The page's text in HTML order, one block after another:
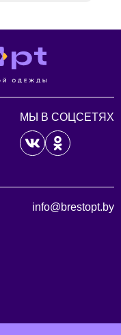
МЫ В СОЦСЕТЯХ
info@brestopt.by